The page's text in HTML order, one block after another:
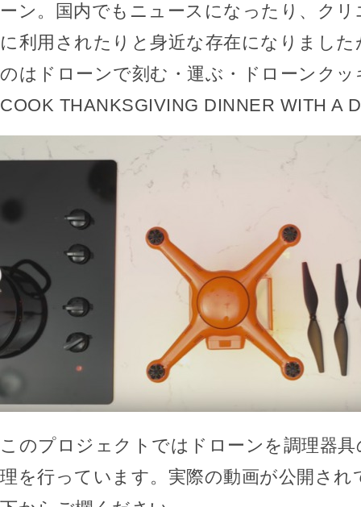
ーン。国内でもニュースになったり、ク
に利用されたりと身近な存在になりました
のはドローンで刻む・運ぶ・ドローンクッ
COOK THANKSGIVING DINNER WITH A
このプロジェクトではドローンを調理器
理を行っています。実際の動画が公開さ